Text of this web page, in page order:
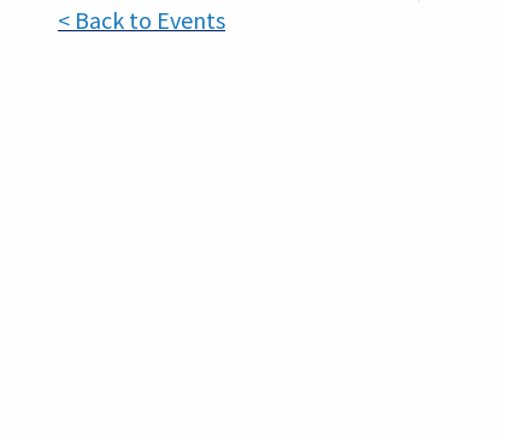
< Back to Events